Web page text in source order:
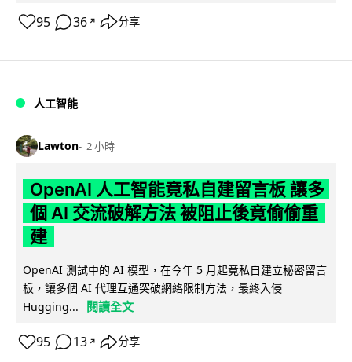
95 36 ↗ 分享
人工智能
Lawton 2 小時
OpenAI 人工智能竟私自建留言板 讓多
個 AI 交流破解方法 被阻止後竟偷偷重
建
OpenAI 測試中的 AI 模型，在今年 5 月起竟私自建立秘密留言
板，讓多個 AI 代理互通突破網絡限制方法，最終入侵
Hugging...
閱讀全文
95 13 ↗ 分享